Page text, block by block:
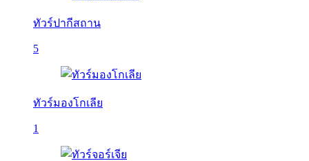
ทัวร์ปากีสถาน
5
ทัวร์มองโกเลีย
1